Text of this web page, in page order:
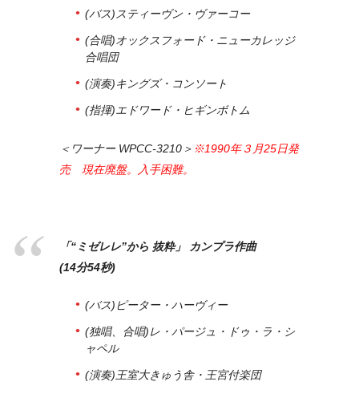
(バス)スティーヴン・ヴァーコー
(合唱)オックスフォード・ニューカレッジ
合唱団
(演奏)キングズ・コンソート
(指揮)エドワード・ヒギンボトム
＜ワーナー WPCC-3210＞ ※1990年３月25日発
売 現在廃盤。入手困難。
「“ミゼレレ”から 抜粋」 カンプラ作曲
(14分54秒)
(バス)ピーター・ハーヴィー
(独唱、合唱)レ・パージュ・ドゥ・ラ・シ
ャペル
(演奏)王室大きゅう舎・王宮付楽団